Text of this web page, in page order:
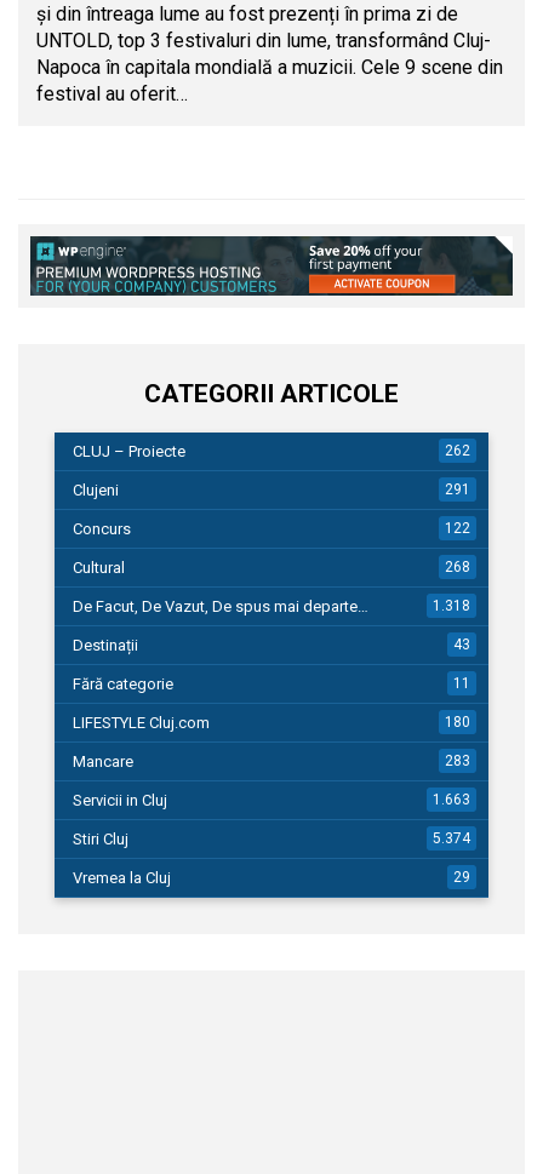
și din întreaga lume au fost prezenți în prima zi de
UNTOLD, top 3 festivaluri din lume, transformând Cluj-
Napoca în capitala mondială a muzicii. Cele 9 scene din
festival au oferit…
CATEGORII ARTICOLE
CLUJ – Proiecte 262
Clujeni 291
Concurs 122
Cultural 268
De Facut, De Vazut, De spus mai departe… 1.318
Destinații 43
Fără categorie 11
LIFESTYLE Cluj.com 180
Mancare 283
Servicii in Cluj 1.663
Stiri Cluj 5.374
Vremea la Cluj 29